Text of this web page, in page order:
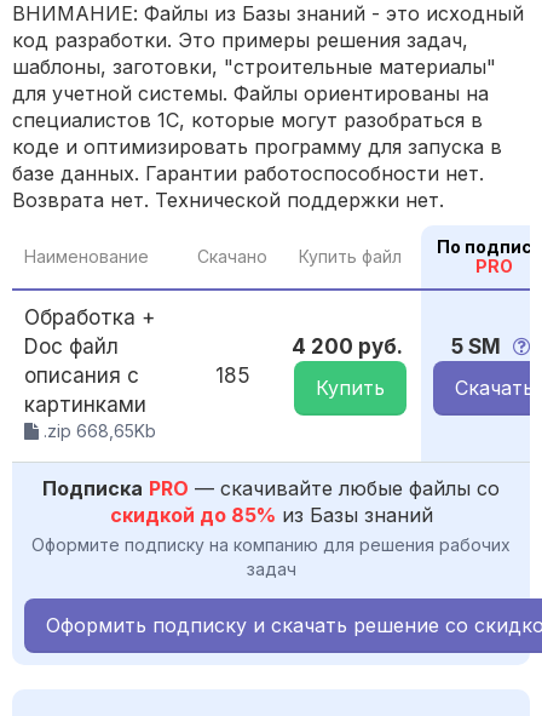
ВНИМАНИЕ: Файлы из Базы знаний - это исходный
код разработки. Это примеры решения задач,
шаблоны, заготовки, "строительные материалы"
для учетной системы. Файлы ориентированы на
специалистов 1С, которые могут разобраться в
коде и оптимизировать программу для запуска в
базе данных. Гарантии работоспособности нет.
Возврата нет. Технической поддержки нет.
Наименование Скачано Купить файл
По
PRO
Обработка +
Doc файл
описания с
картинками
.zip 668,65Kb
185
4 200 руб.
Купить
5 SM
Скачать
Подписка PRO — скачивайте любые файлы со
скидкой до 85% из Базы знаний
Оформите подписку на компанию для решения рабочих
задач
Оформить подписку и скачать решение со